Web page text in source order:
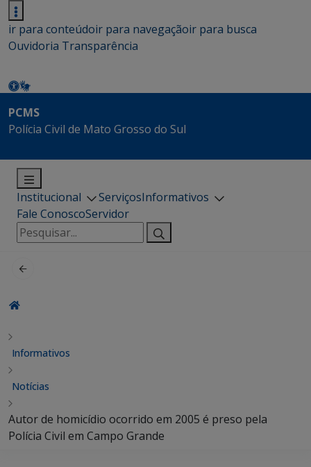
ir para conteúdoir para navegaçãoir para busca
Ouvidoria Transparência
PCMS
Polícia Civil de Mato Grosso do Sul
Institucional ServiçosInformativos
Fale ConoscoServidor
Pesquisar
por:
Informativos
Notícias
Autor de homicídio ocorrido em 2005 é preso pela
Polícia Civil em Campo Grande